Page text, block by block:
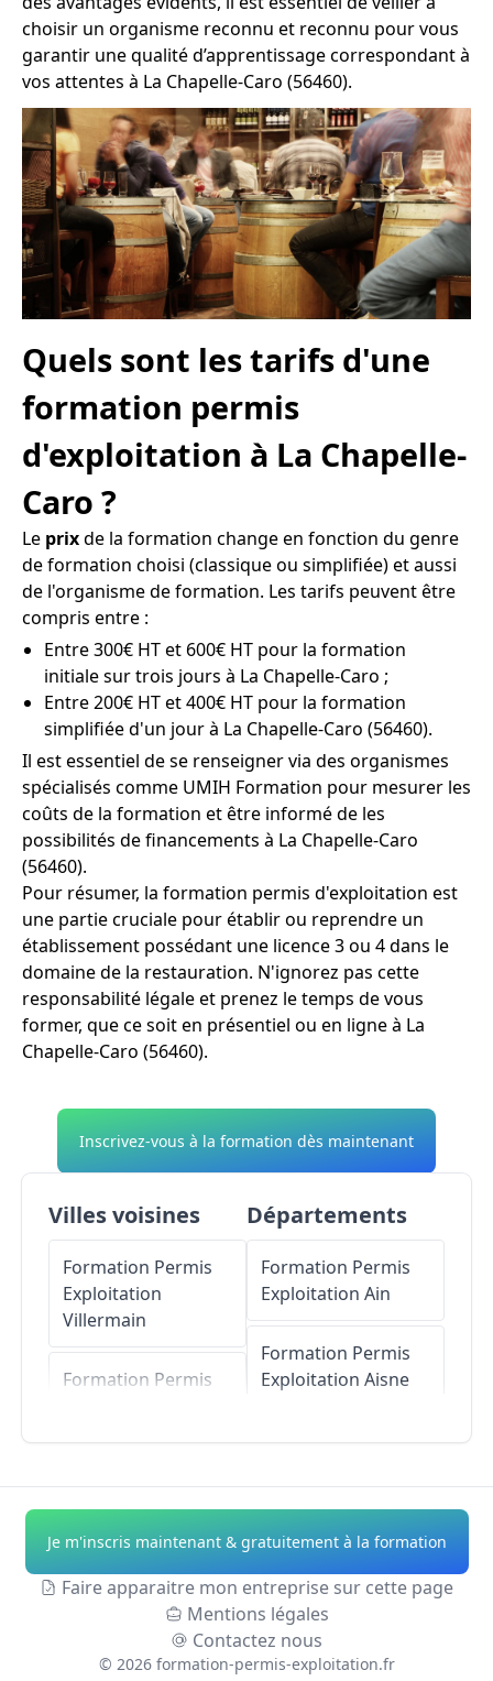
choisir un organisme reconnu et reconnu pour vous
garantir une qualité d’apprentissage correspondant à
vos attentes à La Chapelle-Caro (56460).
Quels sont les tarifs d'une
formation permis
d'exploitation à La Chapelle-
Caro ?
Le prixde la formation change en fonction du genre
de formation choisi (classique ou simplifiée) et aussi
de l'organisme de formation. Les tarifs peuvent être
compris entre :
Entre 300€ HT et 600€ HT pour la formation
initiale sur trois jours à La Chapelle-Caro ;
Entre 200€ HT et 400€ HT pour la formation
simplifiée d'un jour à La Chapelle-Caro (56460).
Il est essentiel de se renseigner via des organismes
spécialisés comme UMIH Formation pour mesurer les
coûts de la formation et être informé de les
possibilités de financements à La Chapelle-Caro
(56460).
Pour résumer, la formation permis d'exploitation est
une partie cruciale pour établir ou reprendre un
établissement possédant une licence 3 ou 4 dans le
domaine de la restauration. N'ignorez pas cette
responsabilité légale et prenez le temps de vous
former, que ce soit en présentiel ou en ligne à La
Chapelle-Caro (56460).
Inscrivez-vous à la formation dès maintenant
Villes voisines
Formation Permis
Exploitation
Villermain
Formation Permis
ExploitationBaccon
Formation Permis
ExploitationLe
Bardon
Formation Permis
Départements
Formation Permis
Exploitation Ain
Formation Permis
Exploitation Aisne
Formation Permis
ExploitationAlpes-
de-Haute-Provence
Formation Permis
Exploitation Hautes-
Je m'inscris maintenant & gratuitement à la formation
Faire apparaitre mon entreprise sur cette page
Mentions légales
Contactez nous
© 2026 formation-permis-exploitation.fr